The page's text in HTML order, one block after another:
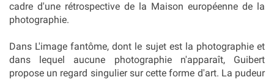
cadre d'une rétrospective de la Maison européenne de la
photographie.
Dans L'image fantôme, dont le sujet est la photographie et
dans lequel aucune photographie n'apparaît, Guibert
propose un regard singulier sur cette forme d'art. La pudeur